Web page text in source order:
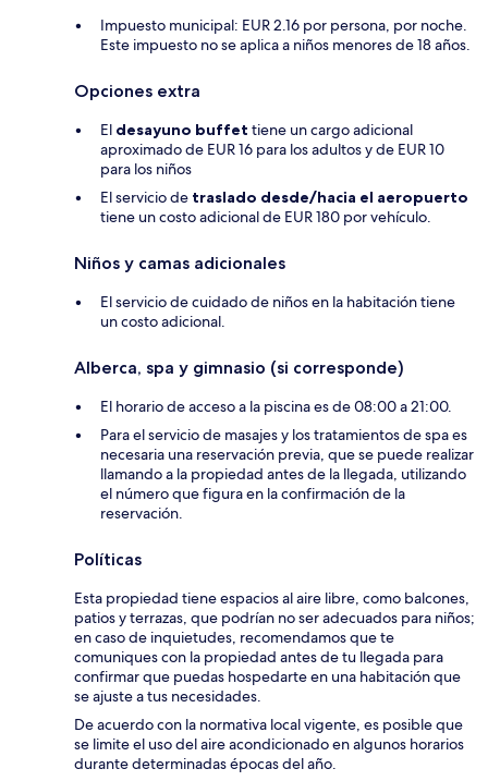
Impuesto municipal: EUR 2.16 por persona, por noche.
Este impuesto no se aplica a niños menores de 18 años.
Opciones extra
El desayuno buffet tiene un cargo adicional
aproximado de EUR 16 para los adultos y de EUR 10
para los niños
El servicio de traslado desde/hacia el aeropuerto
tiene un costo adicional de EUR 180 por vehículo.
Niños y camas adicionales
El servicio de cuidado de niños en la habitación tiene
un costo adicional.
Alberca, spa y gimnasio (si corresponde)
El horario de acceso a la piscina es de 08:00 a 21:00.
Para el servicio de masajes y los tratamientos de spa es
necesaria una reservación previa, que se puede realizar
llamando a la propiedad antes de la llegada, utilizando
el número que figura en la confirmación de la
reservación.
Políticas
Esta propiedad tiene espacios al aire libre, como balcones,
patios y terrazas, que podrían no ser adecuados para niños;
en caso de inquietudes, recomendamos que te
comuniques con la propiedad antes de tu llegada para
confirmar que puedas hospedarte en una habitación que
se ajuste a tus necesidades.
De acuerdo con la normativa local vigente, es posible que
se limite el uso del aire acondicionado en algunos horarios
durante determinadas épocas del año.